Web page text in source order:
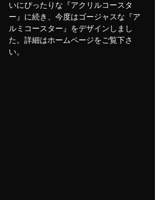
いにぴったりな『アクリルコースタ
ー』に続き、今度はゴージャスな『ア
ルミコースター』をデザインしまし
た。詳細はホームページをご覧下さ
い。